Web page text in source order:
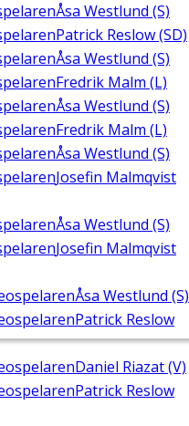
Åsa Westlund (S)
Patrick Reslow (SD)
Åsa Westlund (S)
Fredrik Malm (L)
Åsa Westlund (S)
Fredrik Malm (L)
Åsa Westlund (S)
Josefin Malmqvist
Åsa Westlund (S)
Josefin Malmqvist
Åsa Westlund (S)
Patrick Reslow
Daniel Riazat (V)
Patrick Reslow